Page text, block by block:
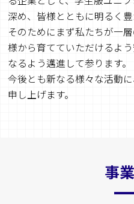
深め、皆様とともに明るく
そのためにまず私たちが一
様から育てていただけるよ
なるよう邁進して参ります。
今後とも新なる様々な活動
申し上げます。
事